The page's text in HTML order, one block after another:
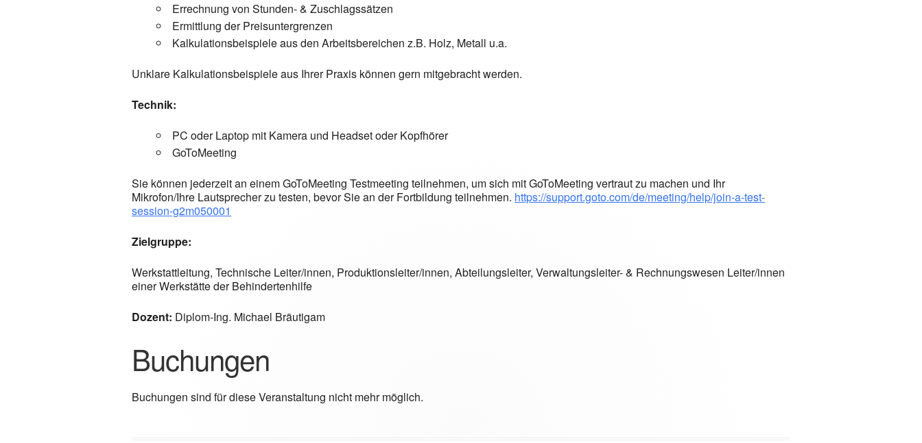
Errechnung von Stunden- & Zuschlagssätzen
Ermittlung der Preisuntergrenzen
Kalkulationsbeispiele aus den Arbeitsbereichen z.B. Holz, Metall u.a.
Unklare Kalkulationsbeispiele aus Ihrer Praxis können gern mitgebracht werden.
Technik:
PC oder Laptop mit Kamera und Headset oder Kopfhörer
GoToMeeting
Sie können jederzeit an einem GoToMeeting Testmeeting teilnehmen, um sich mit GoToMeeting vertraut zu machen und Ihr
Mikrofon/Ihre Lautsprecher zu testen, bevor Sie an der Fortbildung teilnehmen. https://support.goto.com/de/meeting/help/join-a-test-
session-g2m050001
Zielgruppe:
Werkstattleitung, Technische Leiter/innen, Produktionsleiter/innen, Abteilungsleiter, Verwaltungsleiter- & Rechnungswesen Leiter/innen
einer Werkstätte der Behindertenhilfe
Dozent: Diplom-Ing. Michael Bräutigam
Buchungen
Buchungen sind für diese Veranstaltung nicht mehr möglich.